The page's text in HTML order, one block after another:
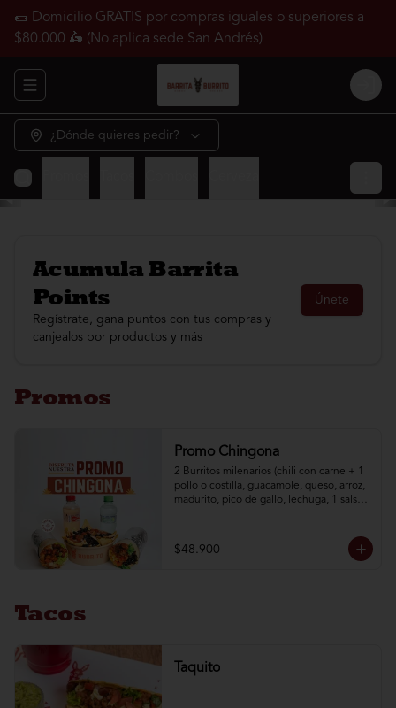
🌯 Domicilio GRATIS por compras iguales o superiores a
$80.000 🛵 (No aplica sede San Andrés)
Abrir menu de navegación Login
¿Dónde quieres pedir?
Acumula Barrita
Points
Regístrate, gana puntos con tus compras y
canjealos por productos y más
Únete
Promos
Promo Chingona
2 Burritos milenarios (chili con carne + 1
pollo o costilla, guacamole, queso, arroz,
madurito, pico de gallo, lechuga, 1 salsa a
$48.900
Tacos
Taquito